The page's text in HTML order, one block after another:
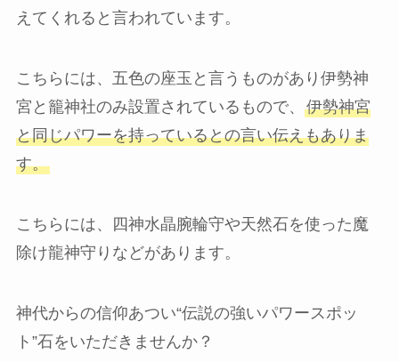
えてくれると言われています。
こちらには、五色の座玉と言うものがあり伊勢神
宮と籠神社のみ設置されているもので、 伊勢神宮
と同じパワーを持っているとの言い伝えもありま
す。
こちらには、四神水晶腕輪守や天然石を使った魔
除け龍神守りなどがあります。
神代からの信仰あつい“伝説の強いパワースポッ
ト”石をいただきませんか？